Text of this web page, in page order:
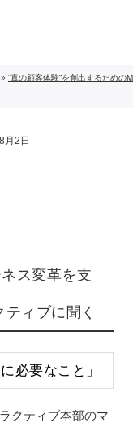
» “真の顧客体験”を創出するための
月2日
ス変革を支
ィブに聞く
必要なこと」
クティブ本部のマ